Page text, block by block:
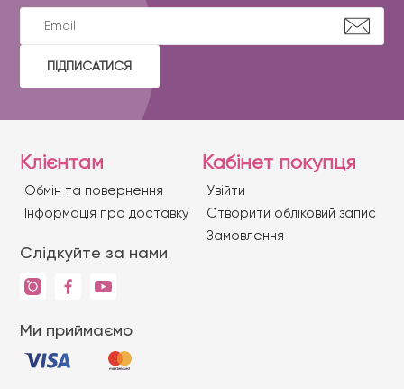
ПІДПИСАТИСЯ
Клієнтам
Обмін та повернення
Iнформація про доставку
Слідкуйте за нами
Ми приймаємо
Кабінет покупця
Увійти
Створити обліковий запис
Замовлення